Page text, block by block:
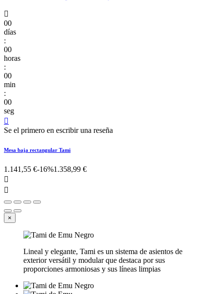

00
días
:
00
horas
:
00
min
:
00
seg

Se el primero en escribir una reseña
Mesa baja rectangular Tami
1.141,55 €-16%1.358,99 €


×
Lineal y elegante, Tami es un sistema de asientos de
exterior versátil y modular que destaca por sus
proporciones armoniosas y sus líneas limpias